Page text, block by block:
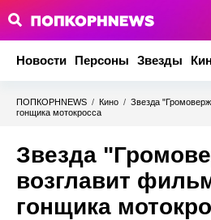
Новости Персоны Звезды
ПОПКОРНNEWS / Кино / Звезда
гонщика мотокросса
Звезда
возглавит
гонщика